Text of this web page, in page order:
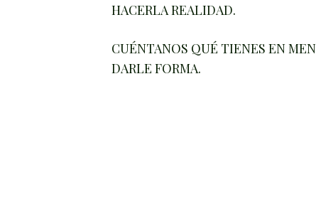
HACERLA REALIDAD.
CUÉNTANOS QUÉ TIENES EN
DARLE FORMA.